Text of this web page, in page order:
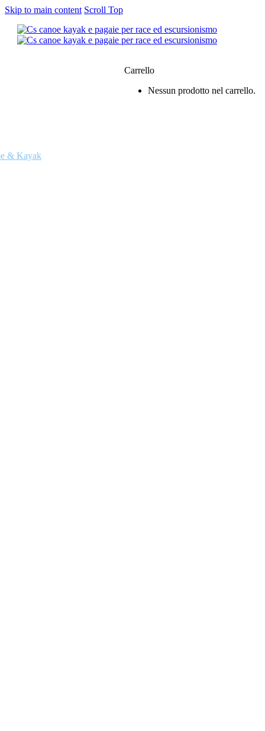
Skip to main content Scroll Top
& Kayak
Carrello
Nessun prodotto nel carrello.